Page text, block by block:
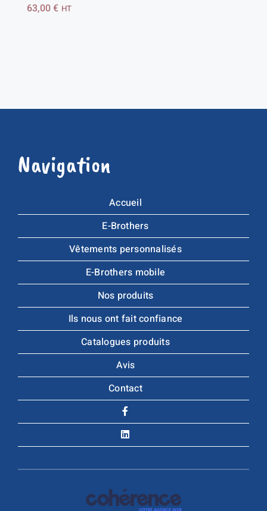
63,00€ HT
Navigation
Accueil
E-Brothers
Vêtements personnalisés
E-Brothers mobile
Nos produits
Ils nous ont fait confiance
Catalogues produits
Avis
Contact